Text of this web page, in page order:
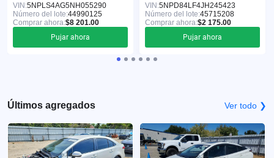
VIN:5NPLS4AG5NH055290
Número del lote:44990125
Comprar ahora:$8 201.00
Pujar ahora
VIN:5NPD84LF4JH245423
Número del lote:45715208
Comprar ahora:$2 175.00
Pujar ahora
Últimos agregados Ver todo ❯